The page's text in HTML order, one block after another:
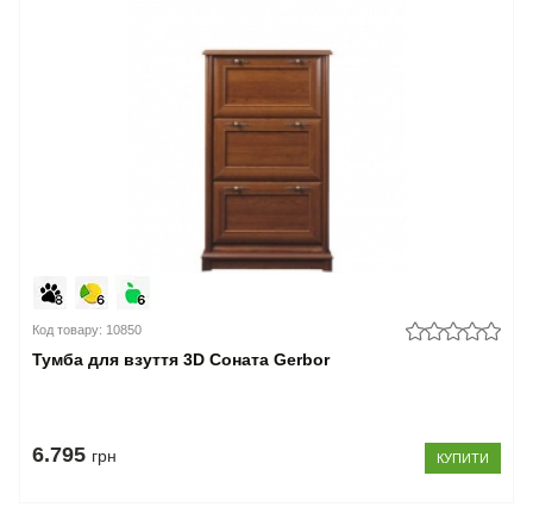
Код товару: 10850
Тумба для взуття 3D Соната Gerbor
6.795 грн КУПИТИ